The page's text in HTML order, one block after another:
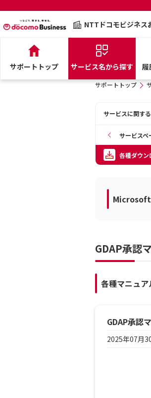
NTTドコモビジネス
サポートトップ サービス名から探す 履
サポートトップ
サービスに関す
サービスペ
各種ダウン
Microsoft
GDAP承認
各種マニュ
GDAP承認
2025年07月